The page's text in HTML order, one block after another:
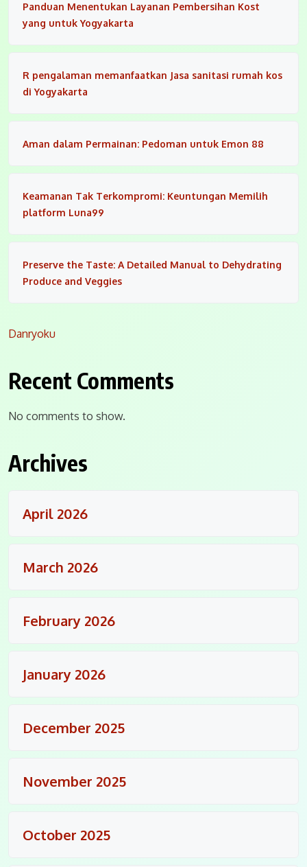
Panduan Menentukan Layanan Pembersihan Kost
yang untuk Yogyakarta
R pengalaman memanfaatkan Jasa sanitasi rumah kos
di Yogyakarta
Aman dalam Permainan: Pedoman untuk Emon 88
Keamanan Tak Terkompromi: Keuntungan Memilih
platform Luna99
Preserve the Taste: A Detailed Manual to Dehydrating
Produce and Veggies
Danryoku
Recent Comments
No comments to show.
Archives
April 2026
March 2026
February 2026
January 2026
December 2025
November 2025
October 2025